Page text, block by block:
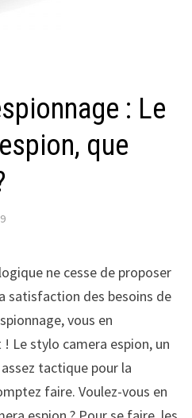
: Le
que
ne cesse de proposer
satisfaction des besoins de
vous en
Le stylo camera espion, un
tactique pour la
faire. Voulez-vous en